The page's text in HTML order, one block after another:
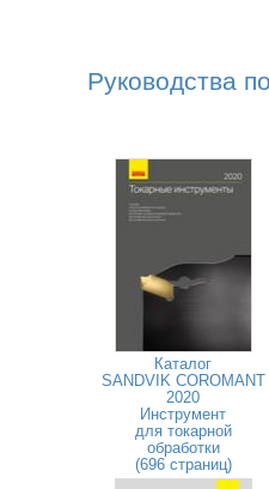
Руководства
Каталог
SANDVIK COROMANT
2020
Инструмент
для токарной
обработки
(696 страниц)